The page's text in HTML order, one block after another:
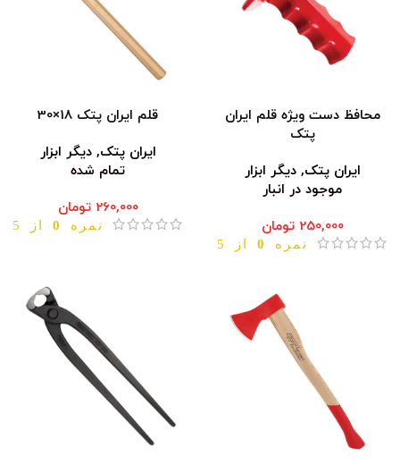
محافظ دست ویژه قلم ایران
پتک
ایران پتک,دیگر ابزار
موجود در انبار
250,000 تومان
نمره 0 از 5
قلم ایران پتک 18×30
ایران پتک,دیگر ابزار
تمام شده
260,000 تومان
نمره 0 از 5